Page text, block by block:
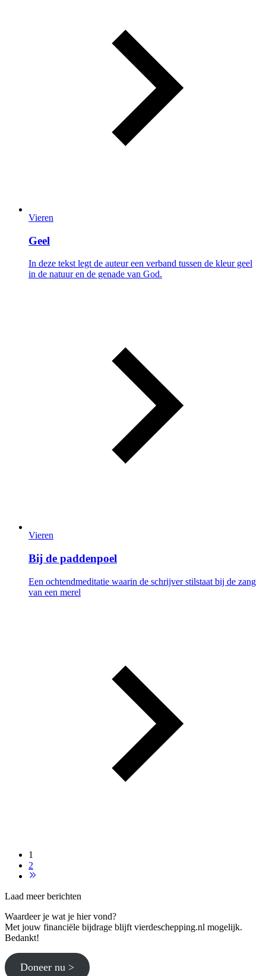
Vieren
Geel
In deze tekst legt de auteur een verband tussen de kleur geel
in de natuur en de genade van God.
Vieren
Bij de paddenpoel
Een ochtendmeditatie waarin de schrijver stilstaat bij de zang
van een merel
1
2
Laad meer berichten
Waardeer je wat je hier vond?
Met jouw financiële bijdrage blijft vierdeschepping.nl mogelijk.
Bedankt!
Doneer nu >